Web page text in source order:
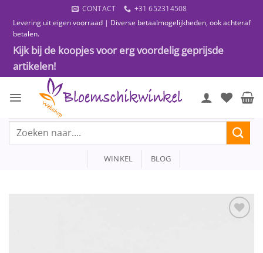
naar
inhoud
CONTACT
+31 652314508
Levering uit eigen voorraad | Diverse betaalmogelijkheden, ook achteraf
betalen.
Kijk bij de koopjes voor erg voordelig geprijsde
artikelen!
Zoeken
WINKEL BLOG